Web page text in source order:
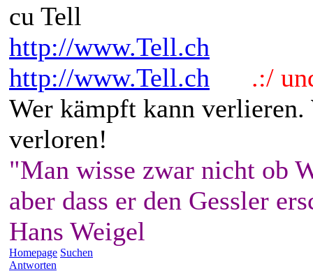
cu Tell
http://www.Tell.ch
http://www.Tell.ch
.:/
Wer kämpft kann
verloren!
"Man wisse zwar nicht ob
aber dass er den Gessler
Hans Weigel
Homepage Suchen
Antworten